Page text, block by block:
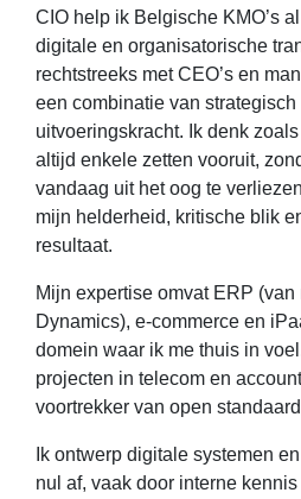
CIO help ik Belgische KMO’s
digitale en organisatorische
rechtstreeks met CEO’s en
een combinatie van strategisch
uitvoeringskracht. Ik denk
altijd enkele zetten vooruit,
vandaag uit het oog te
mijn helderheid, kritische blik
resultaat.
Mijn expertise omvat ERP
Dynamics), e-commerce en
domein waar ik me thuis in
projecten in telecom en
voortrekker van open
Ik ontwerp digitale systemen
nul af, vaak door interne